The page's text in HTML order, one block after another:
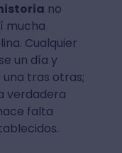
no
mucha
Cualquier
un día y
tras otras;
verdadera
falta